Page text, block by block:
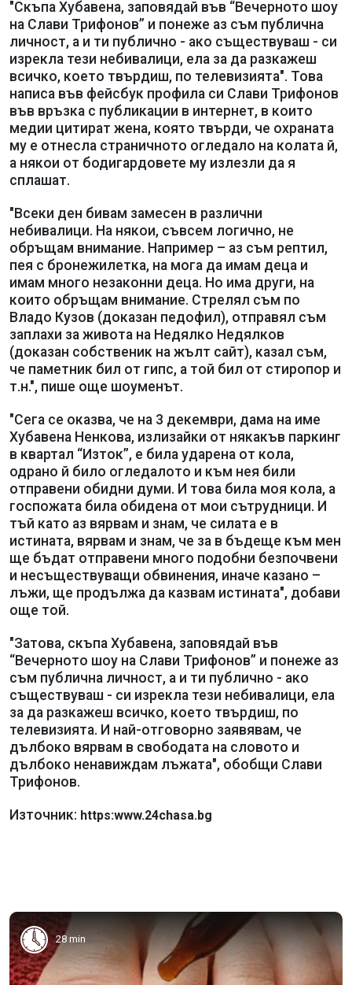
"Скъпа Хубавена, заповядай във “Вечерното шоу
на Слави Трифонов” и понеже аз съм публична
личност, а и ти публично - ако съществуваш - си
изрекла тези небивалици, ела за да разкажеш
всичко, което твърдиш, по телевизията". Това
написа във фейсбук профила си Слави Трифонов
във връзка с публикации в интернет, в които
медии цитират жена, която твърди, че охраната
му е отнесла страничното огледало на колата й,
а някои от бодигардовете му излезли да я
сплашат.
"Всеки ден бивам замесен в различни
небивалици. На някои, съвсем логично, не
обръщам внимание. Например – аз съм рептил,
пея с бронежилетка, на мога да имам деца и
имам много незаконни деца. Но има други, на
които обръщам внимание. Стрелял съм по
Владо Кузов (доказан педофил), отправял съм
заплахи за живота на Недялко Недялков
(доказан собственик на жълт сайт), казал съм,
че паметник бил от гипс, а той бил от стиропор и
т.н.", пише още шоуменът.
"Сега се оказва, че на 3 декември, дама на име
Хубавена Ненкова, излизайки от някакъв паркинг
в квартал “Изток”, е била ударена от кола,
одрано й било огледалото и към нея били
отправени обидни думи. И това била моя кола, а
госпожата била обидена от мои сътрудници. И
тъй като аз вярвам и знам, че силата е в
истината, вярвам и знам, че за в бъдеще към мен
ще бъдат отправени много подобни безпочвени
и несъществуващи обвинения, иначе казано –
лъжи, ще продължа да казвам истината", добави
още той.
"Затова, скъпа Хубавена, заповядай във
“Вечерното шоу на Слави Трифонов” и понеже аз
съм публична личност, а и ти публично - ако
съществуваш - си изрекла тези небивалици, ела
за да разкажеш всичко, което твърдиш, по
телевизията. И най-отговорно заявявам, че
дълбоко вярвам в свободата на словото и
дълбоко ненавиждам лъжата", обобщи Слави
Трифонов.
Източник: https:www.24chasa.bg
28 min